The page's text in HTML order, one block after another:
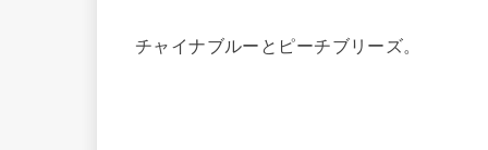
チャイナブルーとピーチブリーズ。